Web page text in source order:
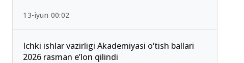
13-iyun 00:02
Ichki ishlar vazirligi Akademiyasi o‘tish ballari
2026 rasman e’lon qilindi